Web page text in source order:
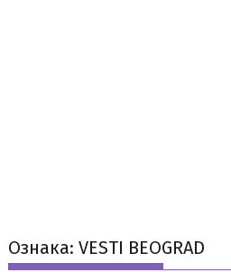
Ознака:VESTI BEOGRAD